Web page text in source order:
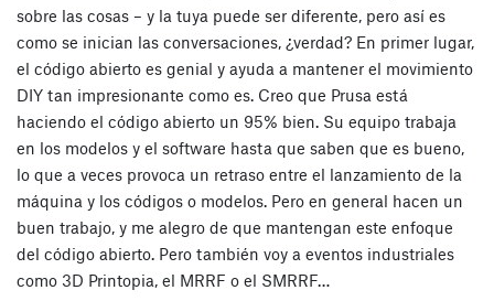
sobre las cosas – y la tuya puede ser diferente, pero así es
como se inician las conversaciones, ¿verdad? En primer lugar,
el código abierto es genial y ayuda a mantener el movimiento
DIY tan impresionante como es. Creo que Prusa está
haciendo el código abierto un 95% bien. Su equipo trabaja
en los modelos y el software hasta que saben que es bueno,
lo que a veces provoca un retraso entre el lanzamiento de la
máquina y los códigos o modelos. Pero en general hacen un
buen trabajo, y me alegro de que mantengan este enfoque
del código abierto. Pero también voy a eventos industriales
como 3D Printopia, el MRRF o el SMRRF…